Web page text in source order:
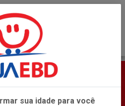
sua idade para você